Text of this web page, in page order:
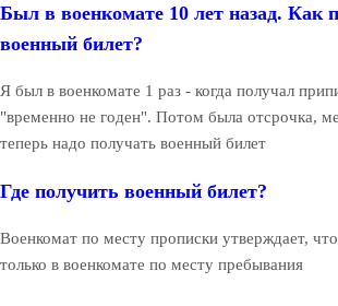
Был в военкомате 10 лет назад. Как
военный билет?
Я был в военкомате 1 раз - когда получал
"временно не годен". Потом была отсрочка,
теперь надо получать военный билет
Где получить военный билет?
Военкомат по месту прописки утверждает,
только в военкомате по месту пребывания